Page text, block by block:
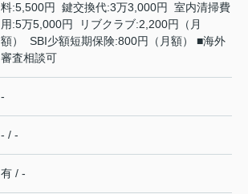
料:5,500円 鍵交換代:3万3,000円 室内清掃費
用:5万5,000円 リブクラブ:2,200円（月
額） SBI少額短期保険:800円（月額） ■海外
審査相談可
-
- / -
有 / -